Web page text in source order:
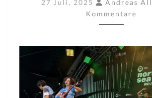
11-
2025
(TEIL
2)
27 Juli, 2025 Andreas
Kommentare